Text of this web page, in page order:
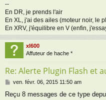
--
En DR, je prends l'air
En XL, j'ai des ailes (moteur noir, le
En XRV, j'équilibre en V (enfin,
xl600
Affuteur de hache *
Re: Alerte Plugin Flash et
M
s
ven. févr. 06, 2015 11:50 am
Reçu 8 messages de ce type